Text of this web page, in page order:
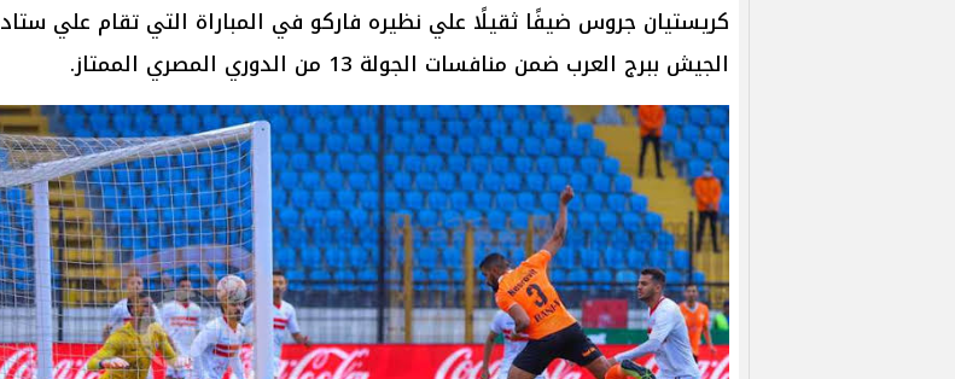
كريستيان جروس ضيفًا ثقيلًا علي نظيره فاركو في المباراة التي تقام علي ستاد
الجيش ببرج العرب ضمن منافسات الجولة 13 من الدوري المصري الممتاز.